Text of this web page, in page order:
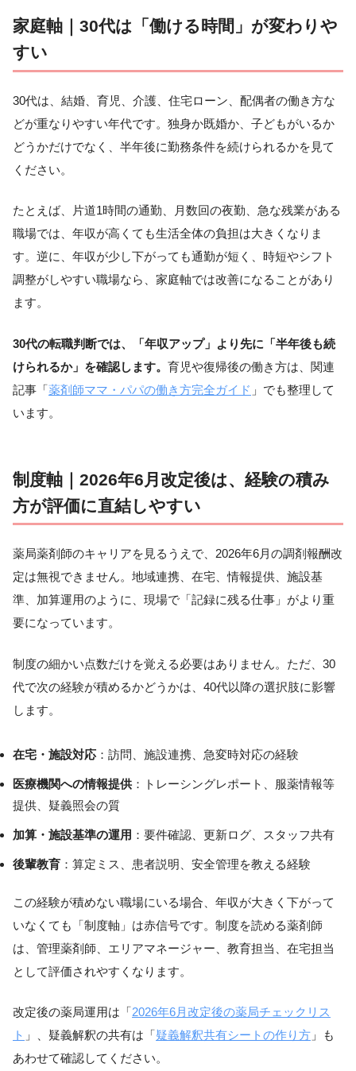
家庭軸｜30代は「働ける時間」が変わりや
すい
30代は、結婚、育児、介護、住宅ローン、配偶者の働き方な
どが重なりやすい年代です。独身か既婚か、子どもがいるか
どうかだけでなく、半年後に勤務条件を続けられるかを見て
ください。
たとえば、片道1時間の通勤、月数回の夜勤、急な残業がある
職場では、年収が高くても生活全体の負担は大きくなりま
す。逆に、年収が少し下がっても通勤が短く、時短やシフト
調整がしやすい職場なら、家庭軸では改善になることがあり
ます。
30代の転職判断では、「年収アップ」より先に「半年後も続
けられるか」を確認します。 育児や復帰後の働き方は、関連
記事「薬剤師ママ・パパの働き方完全ガイド 」でも整理して
います。
制度軸｜2026年6月改定後は、経験の積み
方が評価に直結しやすい
薬局薬剤師のキャリアを見るうえで、2026年6月の調剤報酬改
定は無視できません。地域連携、在宅、情報提供、施設基
準、加算運用のように、現場で「記録に残る仕事」がより重
要になっています。
制度の細かい点数だけを覚える必要はありません。ただ、30
代で次の経験が積めるかどうかは、40代以降の選択肢に影響
します。
在宅・施設対応 ：訪問、施設連携、急変時対応の経験
医療機関への情報提供 ：トレーシングレポート、服薬情報等
提供、疑義照会の質
加算・施設基準の運用 ：要件確認、更新ログ、スタッフ共有
後輩教育 ：算定ミス、患者説明、安全管理を教える経験
この経験が積めない職場にいる場合、年収が大きく下がって
いなくても「制度軸」は赤信号です。制度を読める薬剤師
は、管理薬剤師、エリアマネージャー、教育担当、在宅担当
として評価されやすくなります。
改定後の薬局運用は「2026年6月改定後の薬局チェックリス
ト 」、疑義解釈の共有は「疑義解釈共有シートの作り方 」も
あわせて確認してください。